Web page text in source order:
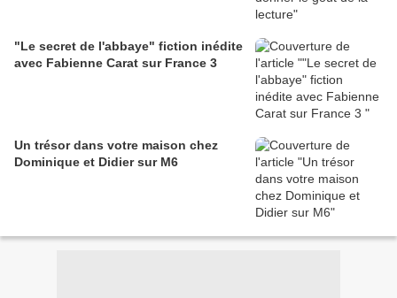
"Le secret de l'abbaye" fiction inédite
avec Fabienne Carat sur France 3
Un trésor dans votre maison chez
Dominique et Didier sur M6